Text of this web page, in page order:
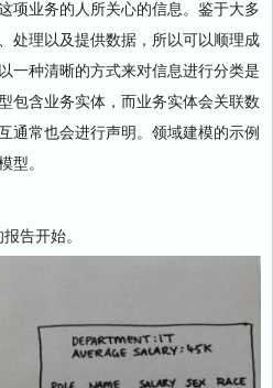
项业务的人所关心的信息。鉴于大多
处理以及提供数据，所以可以顺理成
一种清晰的方式来对信息进行分类是
包含业务实体，而业务实体会关联数
通常也会进行声明。领域建模的示例
。
告开始。